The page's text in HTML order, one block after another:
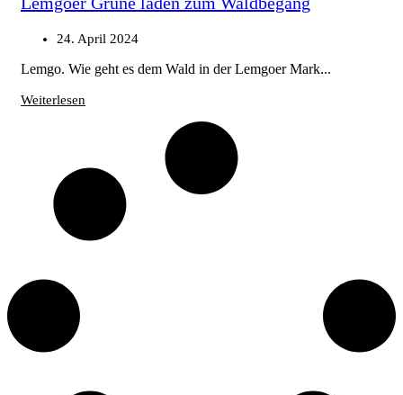
24. April 2024
Lemgo. Wie geht es dem Wald in der Lemgoer Mark...
Weiterlesen